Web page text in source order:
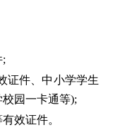
;
证件、中小学学生
园一卡通等);
效证件。